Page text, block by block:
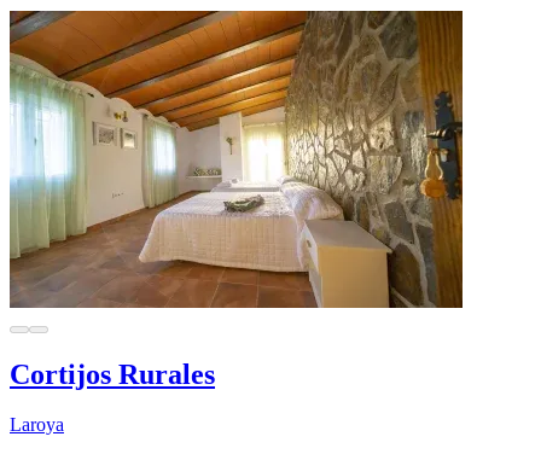
Cortijos Rurales
Laroya